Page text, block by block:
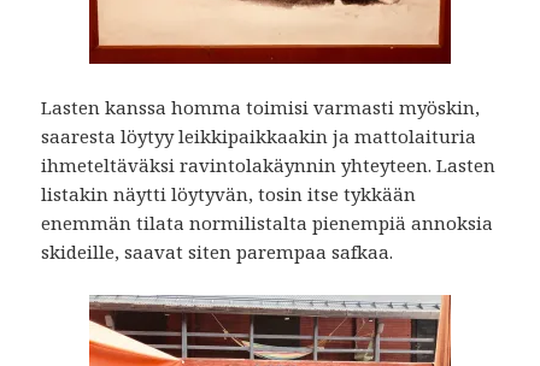
Lasten kanssa homma toimisi varmasti myöskin,
saaresta löytyy leikkipaikkaakin ja mattolaituria
ihmeteltäväksi ravintolakäynnin yhteyteen. Lasten
listakin näytti löytyvän, tosin itse tykkään
enemmän tilata normilistalta pienempiä annoksia
skideille, saavat siten parempaa safkaa.